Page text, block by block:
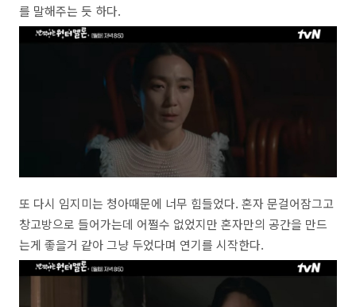
를 말해주는 듯 하다.
또 다시 임지미는 청아때문에 너무 힘들었다. 혼자 문걸어잠그고
창고방으로 들어가는데 어쩔수 없었지만 혼자만의 공간을 만드
는게 좋을거 같아 그냥 두었다며 연기를 시작한다.